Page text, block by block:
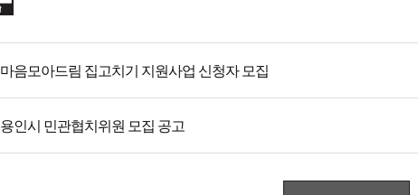
마음모아드림 집고치기 지원사업 신청자 모집
용인시 민관협치위원 모집 공고